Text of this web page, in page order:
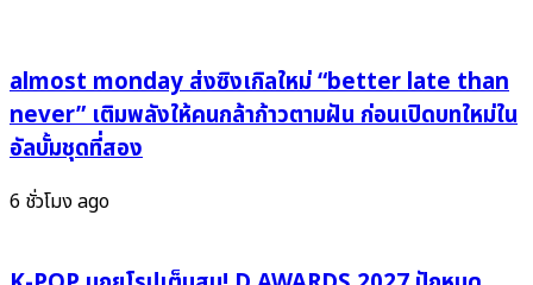
บาด
ลึก
ว่า
ด้วย
ความ
สัมพันธ์
กำลัง
ใคร
(Mine)”
ซิงเกิล
แรก
บ้าน
สะกด
almost monday ส่งซิงเกิลใหม่ “better late than
never” เติมพลังให้คนกล้าก้าวตามฝัน ก่อนเปิดบทใหม่ใน
อัลบั้มชุดที่สอง
6 ชั่วโมง ago